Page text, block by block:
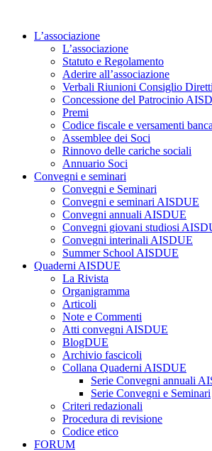
contenutoL’associazione
L’associazione
Statuto e Regolamento
Aderire all’associazione
Verbali Riunioni Consiglio
Concessione del Patrocinio
Premi
Codice fiscale e versamenti
Assemblee dei Soci
Rinnovo delle cariche sociali
Annuario Soci
Convegni e seminari
Convegni e Seminari
Convegni e seminari AISDUE
Convegni annuali AISDUE
Convegni giovani studiosi
Convegni interinali AISDUE
Summer School AISDUE
Quaderni AISDUE
La Rivista
Organigramma
Articoli
Note e Commenti
Atti convegni AISDUE
BlogDUE
Archivio fascicoli
Collana Quaderni AISDUE
Serie Convegni annuali
Serie Convegni e Seminari
Criteri redazionali
Procedura di revisione
Codice etico
FORUM